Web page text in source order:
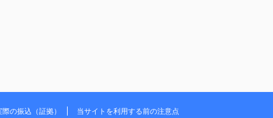
際の振込（証拠） 当サイトを利用する前の注意点